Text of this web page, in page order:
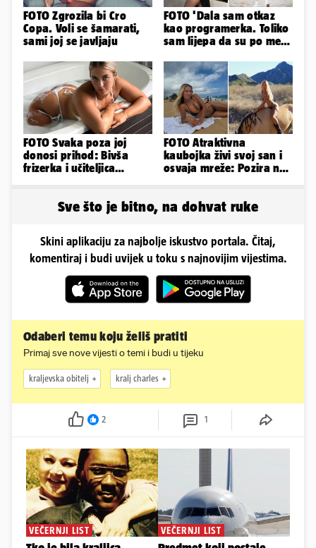
FOTO Zgrozila bi Cro
Copa. Voli se šamarati,
sami joj se javljaju
FOTO 'Dala sam otkaz
kao programerka. Toliko
sam lijepa da su po meni
FOTO Svaka poza joj
donosi prihod: Bivša
frizerka i učiteljica
FOTO Atraktivna
kaubojka živi svoj san i
osvaja mreže: Pozira na
Sve što je bitno, na dohvat ruke
Skini aplikaciju za najbolje iskustvo portala. Čitaj,
komentiraj i budi uvijek u toku s najnovijim vijestima.
Odaberi temu koju želiš pratiti
Primaj sve nove vijesti o temi i budi u tijeku
kraljevska obitelj kralj charles
2 1